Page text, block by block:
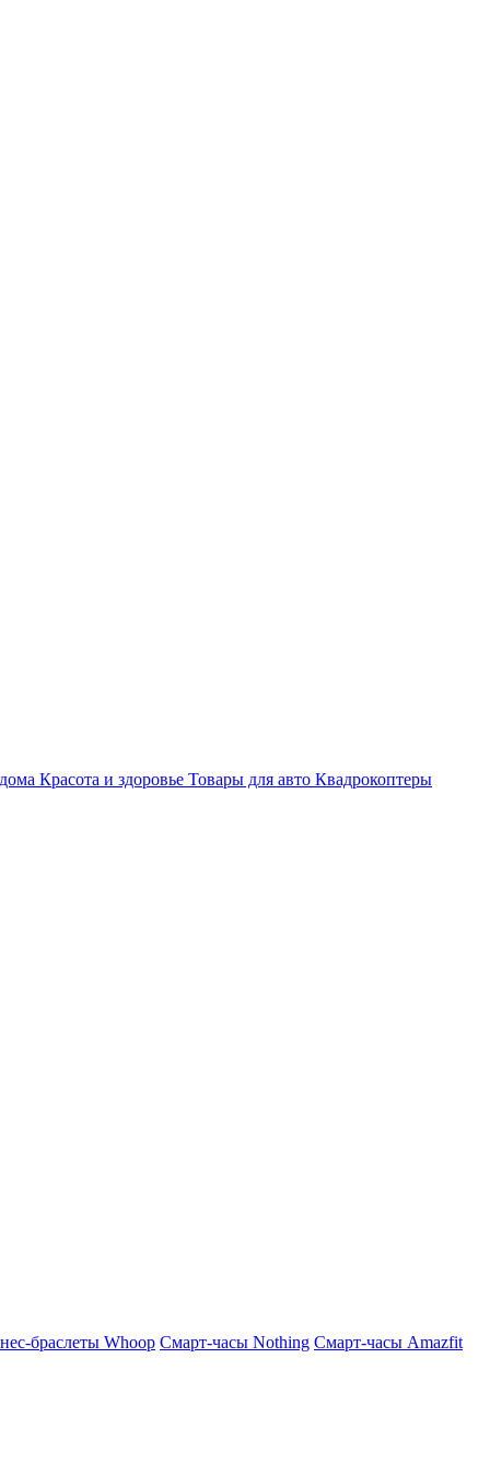
Красота и здоровье Товары для авто Квадрокоптеры
браслеты Whoop Смарт-часы Nothing Смарт-часы Amazfit